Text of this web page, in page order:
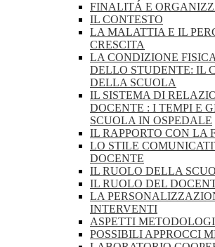
FINALITÁ E
IL CONTESTO
LA MALATTIA E IL
CRESCITA
LA CONDIZIONE
DELLO STUDENTE: IL
DELLA SCUOLA
IL SISTEMA DI
DOCENTE : I TEMPI E
SCUOLA IN OSPEDALE
IL RAPPORTO CON LA
LO STILE
DOCENTE
IL RUOLO DELLA
IL RUOLO DEL
LA
INTERVENTI
ASPETTI
POSSIBILI APPROCCI